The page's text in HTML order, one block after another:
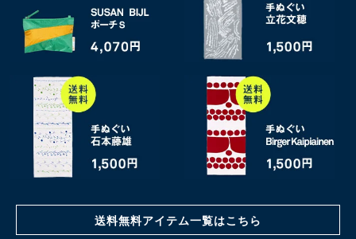
送料無料アイテム一覧はこちら